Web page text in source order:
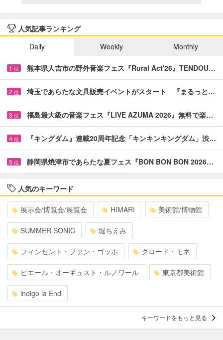
人気記事ランキング
Daily
Weekly Monthly
1 位 熊本県人吉市の野外音楽フェス『Rural Act'26』TENDOU…
2 位 埼玉であらたな文具販売イベントがスタート 『まるっと…
3 位 福島最大級の音楽フェス『LIVE AZUMA 2026』無料で楽…
4 位 『キングダム』連載20周年記念「キンキンキングダム」渋…
5 位 静岡県焼津市であらたな夏フェス『BON BON BON 2026…
人気のキーワード
展示会/博覧会/展覧会 HIMARI 美術館/博物館
SUMMER SONIC 堀ちえみ
フィンセント・ファン・ゴッホ クロード・モネ
ピエール・オーギュスト・ルノワール 東京都美術館
indigo la End
キーワードをもっと見る